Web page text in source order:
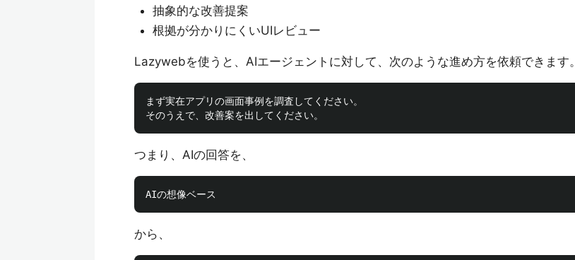
抽象的な改善提案
根拠が分かりにくいUIレビュー
Lazywebを使うと、AIエージェントに対して、次のような進め方を依頼できます。
まず実在アプリの画面事例を調査してください。
つまり、AIの回答を、
から、